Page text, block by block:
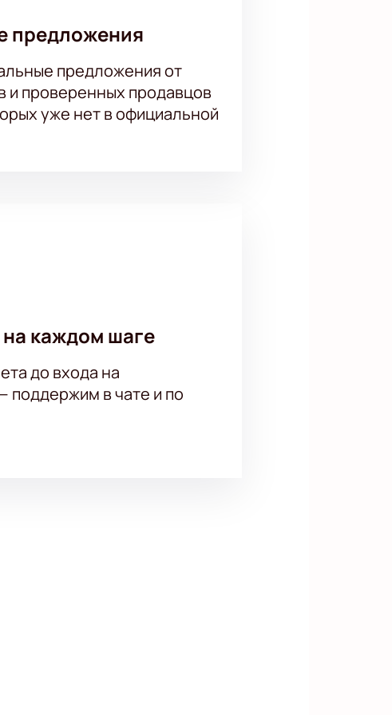
Получите заряд положительных
поэтому не откладывайте
предложения
предложения от
и проверенных продавцов
уже нет в официальной
каждом шаге
до входа на
поддержим в чате и по